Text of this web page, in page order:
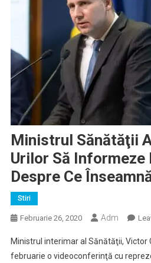
Ministrul Sănătăţii
Urilor Să Informeze
Despre Ce
Stiri
Februarie 26, 2020 Adm
Ministrul interimar al Sănătăţii, Victor
februarie o videoconferinţă cu